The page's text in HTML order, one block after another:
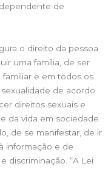
de
o direito da pessoa
uma família, de ser
e em todos os
de acordo
direitos sexuais e
da vida em sociedade
de se manifestar, de ir
informação e de
discriminação. “A Lei